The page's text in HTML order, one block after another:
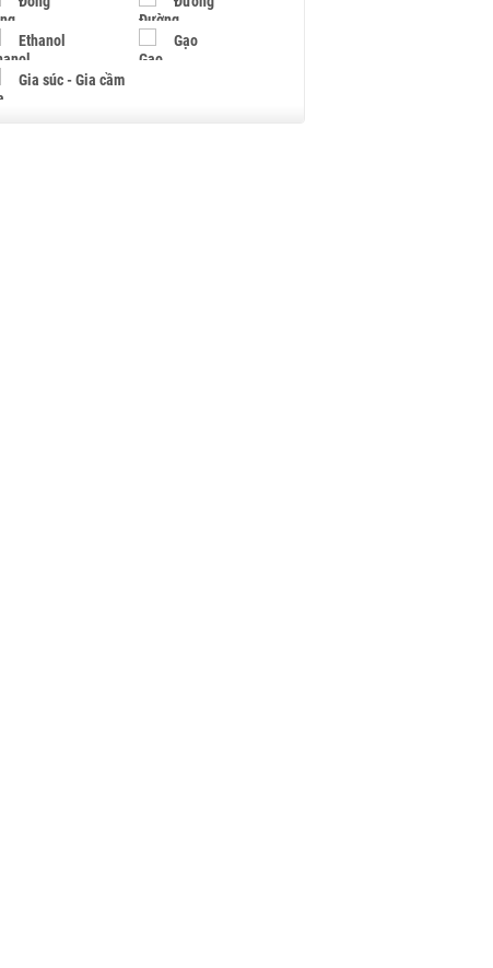
Ethanol Gạo
Gia súc - Gia cầm